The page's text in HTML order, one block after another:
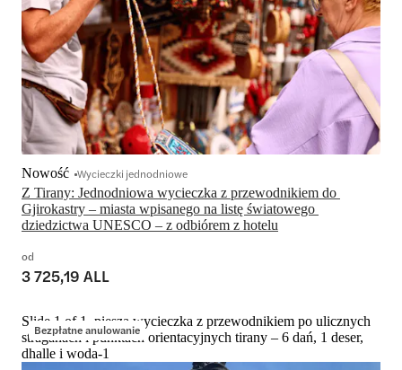
Z Tirany: Jednodniowa wycieczka z przewodnikiem do
Gjirokastry – miasta wpisanego na listę światowego
dziedzictwa UNESCO – z odbiórem z hotelu
Nowość Wycieczki jednodniowe
od
3 725,19 ALL
Bezpłatne anulowanie
Slide 1 of 1, piesza wycieczka z przewodnikiem po ulicznych
straganach i punktach orientacyjnych tirany – 6 dań, 1 deser,
dhalle i woda-1